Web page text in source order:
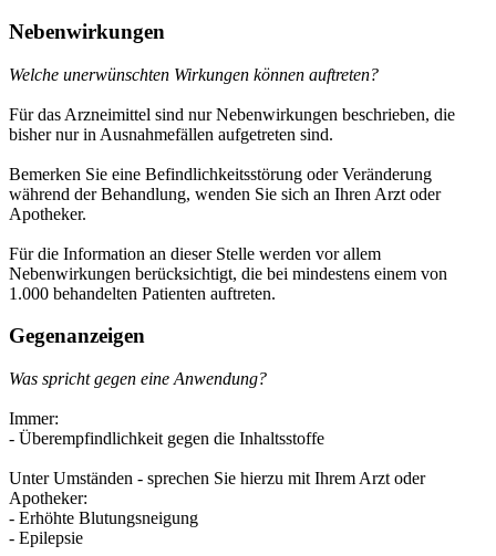
Nebenwirkungen
Welche unerwünschten Wirkungen können auftreten?
Für das Arzneimittel sind nur Nebenwirkungen beschrieben, die
bisher nur in Ausnahmefällen aufgetreten sind.
Bemerken Sie eine Befindlichkeitsstörung oder Veränderung
während der Behandlung, wenden Sie sich an Ihren Arzt oder
Apotheker.
Für die Information an dieser Stelle werden vor allem
Nebenwirkungen berücksichtigt, die bei mindestens einem von
1.000 behandelten Patienten auftreten.
Gegenanzeigen
Was spricht gegen eine Anwendung?
Immer:
- Überempfindlichkeit gegen die Inhaltsstoffe
Unter Umständen - sprechen Sie hierzu mit Ihrem Arzt oder
Apotheker:
- Erhöhte Blutungsneigung
- Epilepsie